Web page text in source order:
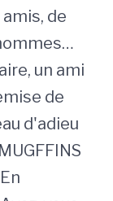
de
un ami
de
d'adieu